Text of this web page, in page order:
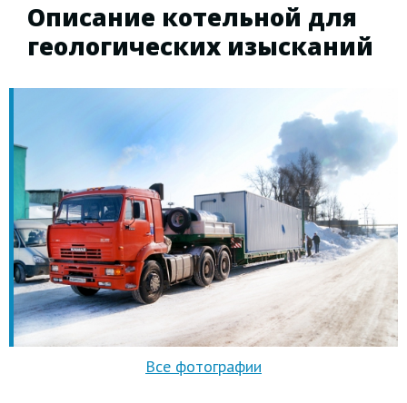
Описание котельной для
геологических изысканий